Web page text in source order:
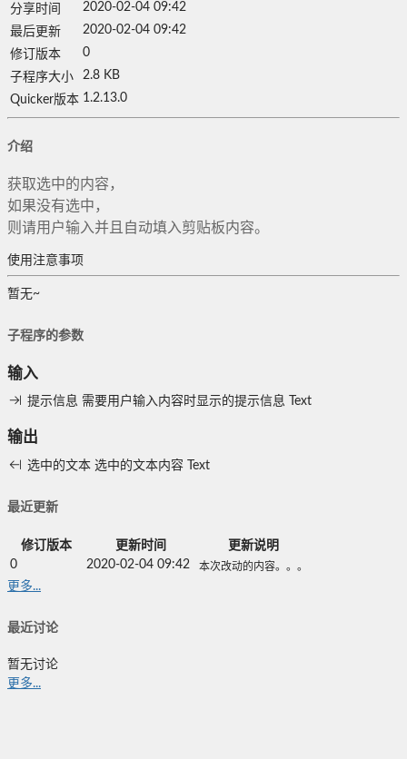
分享时间
2020-02-04 09:42
最后更新
2020-02-04 09:42
修订版本
0
子程序大小
2.8 KB
Quicker版本 1.2.13.0
介绍
获取选中的内容，
如果没有选中，
则请用户输入并且自动填入剪贴板内容。
使用注意事项
暂无~
子程序的参数
输入
提示信息 需要用户输入内容时显示的提示信息 Text
输出
选中的文本 选中的文本内容 Text
最近更新
修订版本 更新时间
更新说明
0
2020-02-04 09:42 本次改动的内容。。。
更多...
最近讨论
暂无讨论
更多...